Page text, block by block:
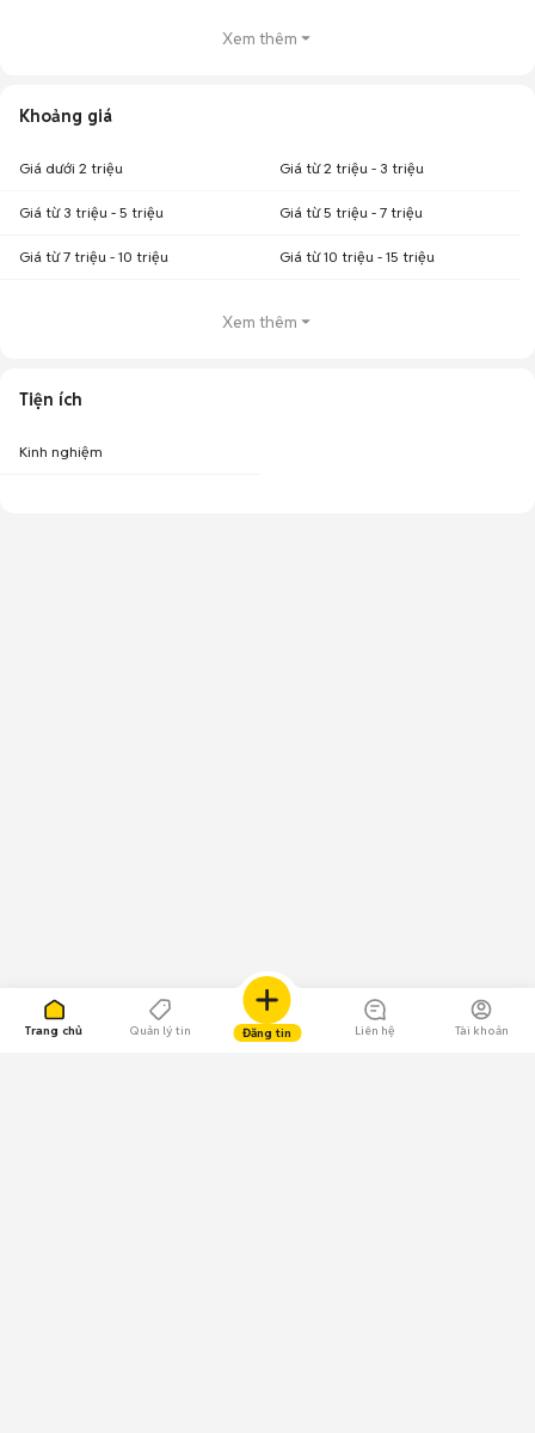
Trang chủ Quản lý tin Đăng tin Liên hệ Tài khoản
Xem thêm
Khoảng giá
Giá dưới 2 triệu Giá từ 2 triệu - 3 triệu
Giá từ 3 triệu - 5 triệu Giá từ 5 triệu - 7 triệu
Giá từ 7 triệu - 10 triệu Giá từ 10 triệu - 15 triệu
Xem thêm
Tiện ích
Kinh nghiệm